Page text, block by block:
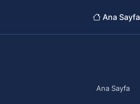
Ana Sayfa
Ana Sayfa